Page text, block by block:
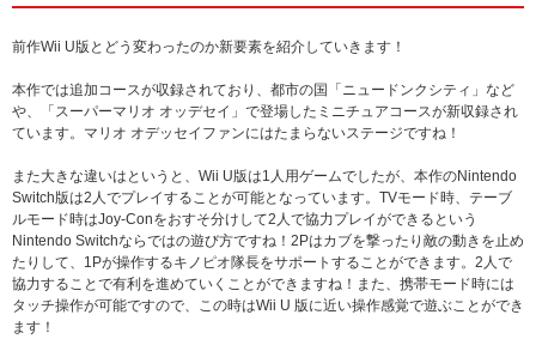
前作Wii U版とどう変わったのか新要素を紹介していきます！
本作では追加コースが収録されており、都市の国「ニュードンクシティ」など
や、「スーパーマリオ オッデセイ」で登場したミニチュアコースが新収録され
ています。マリオ オデッセイファンにはたまらないステージですね！
また大きな違いはというと、Wii U版は1人用ゲームでしたが、本作のNintendo
Switch版は2人でプレイすることが可能となっています。TVモード時、テーブ
ルモード時はJoy-Conをおすそ分けして2人で協力プレイができるという
Nintendo Switchならではの遊び方ですね！2Pはカブを撃ったり敵の動きを止め
たりして、1Pが操作するキノピオ隊長をサポートすることができます。2人で
協力することで有利を進めていくことができますね！また、携帯モード時には
タッチ操作が可能ですので、この時はWii U 版に近い操作感覚で遊ぶことができ
ます！